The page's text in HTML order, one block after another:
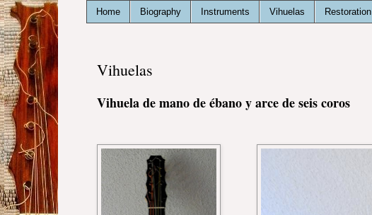
Home Biography Instruments Vihuelas Restoration
Vihuelas
Vihuela de mano de ébano y arce de seis coros